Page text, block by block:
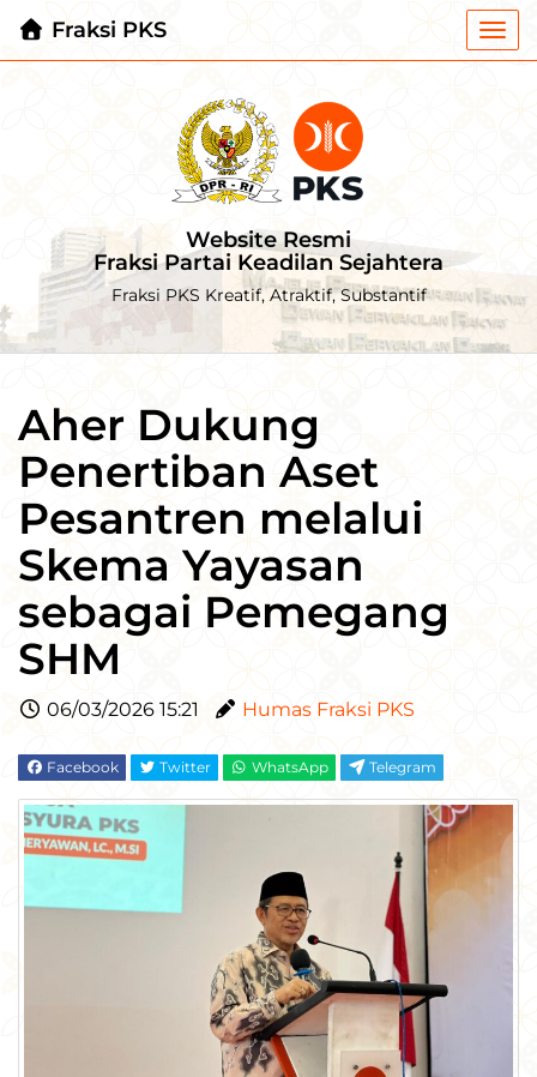
Fraksi PKS
Website Resmi
Fraksi Partai Keadilan Sejahtera
Fraksi PKS Kreatif, Atraktif, Substantif
Aher Dukung
Penertiban Aset
Pesantren melalui
Skema Yayasan
sebagai Pemegang
SHM
06/03/2026 15:21 Humas Fraksi PKS
Facebook Twitter WhatsApp Telegram